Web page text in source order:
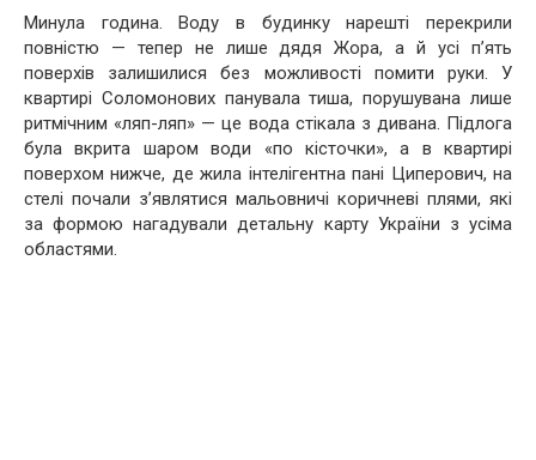
Минула година. Воду в будинку нарешті перекрили
повністю — тепер не лише дядя Жора, а й усі п’ять
поверхів залишилися без можливості помити руки. У
квартирі Соломонових панувала тиша, порушувана лише
ритмічним «ляп-ляп» — це вода стікала з дивана. Підлога
була вкрита шаром води «по кісточки», а в квартирі
поверхом нижче, де жила інтелігентна пані Циперович, на
стелі почали з’являтися мальовничі коричневі плями, які
за формою нагадували детальну карту України з усіма
областями.